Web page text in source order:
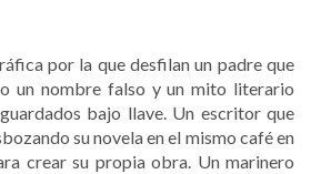
por la que desfilan un padre que
un nombre falso y un mito literario
bajo llave. Un escritor que
su novela en el mismo café en
crear su propia obra. Un marinero